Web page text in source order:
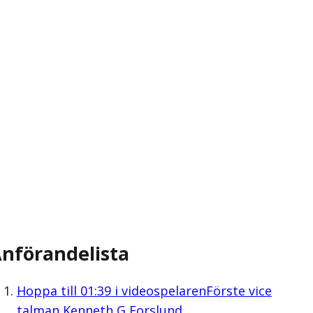
Hoppa till 01:39i videospelarenFörste vice